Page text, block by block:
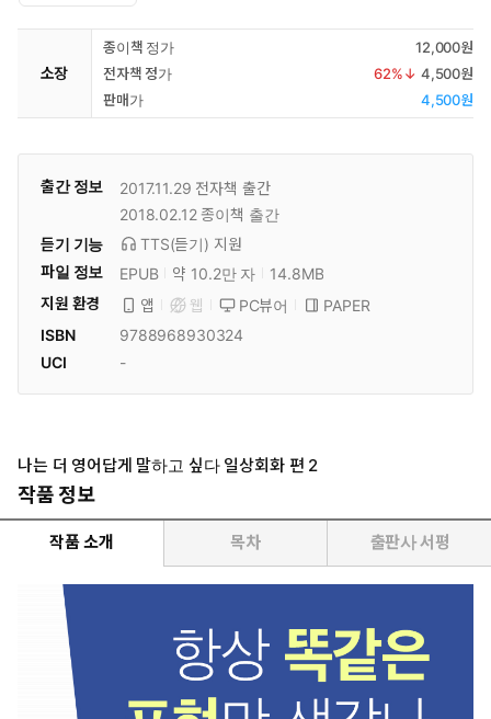
소장
종이책 정가
12,000원
전자책 정가
62%↓ 4,500원
판매가
4,500원
출간 정보 2017.11.29 전자책 출간
2018.02.12 종이책 출간
듣기 기능
TTS(듣기) 지원
파일 정보
EPUB 약 10.2만 자
14.8MB
지원 환경
앱 웹 PC뷰어
PAPER
ISBN
9788968930324
UCI
-
나는 더 영어답게 말하고 싶다 일상회화 편 2
작품 정보
작품 소개 목차 출판사 서평